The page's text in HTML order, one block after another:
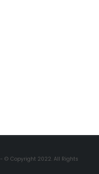
- © Copyright 2022. All Rights